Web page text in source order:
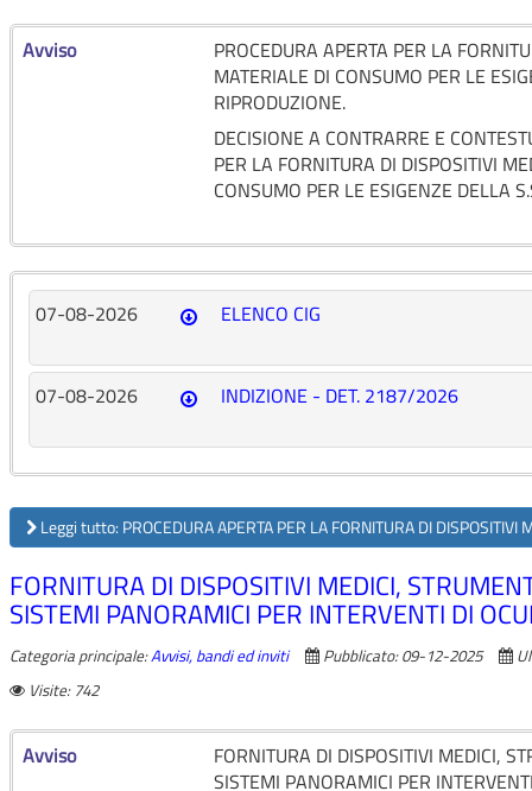
Avviso
PROCEDURA APERTA PER LA
MATERIALE DI CONSUMO PER LE
RIPRODUZIONE.
DECISIONE A CONTRARRE E
PER LA FORNITURA DI DISPOSITIVI
CONSUMO PER LE ESIGENZE DELLA
07-08-2026 ELENCO CIG
07-08-2026 INDIZIONE - DET. 2187/2026
Leggi tutto: PROCEDURA APERTA PER LA FORNITURA DI DISPOSITIVI
FORNITURA DI DISPOSITIVI MEDICI,
SISTEMI PANORAMICI PER INTERVENTI DI
Categoria principale:Avvisi, bandi ed inviti Pubblicato: 09-12-2025
Visite: 742
Avviso
FORNITURA DI DISPOSITIVI MEDICI,
SISTEMI PANORAMICI PER